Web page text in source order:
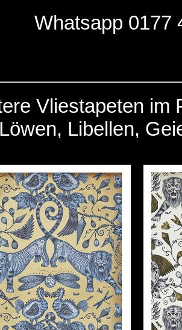
Whatsapp 0177
Vliestapeten im
Libellen,